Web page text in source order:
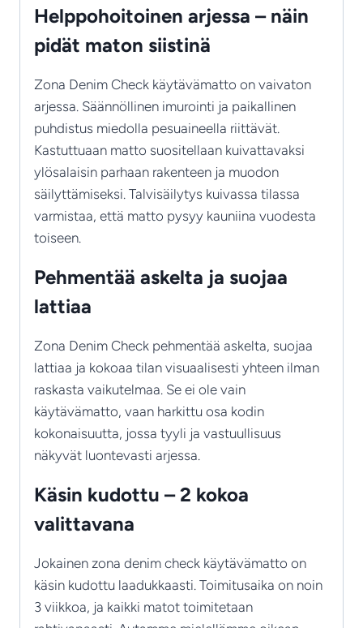
Helppohoitoinen arjessa – näin
pidät maton siistinä
Zona Denim Check käytävämatto on vaivaton
arjessa. Säännöllinen imurointi ja paikallinen
puhdistus miedolla pesuaineella riittävät.
Kastuttuaan matto suositellaan kuivattavaksi
ylösalaisin parhaan rakenteen ja muodon
säilyttämiseksi. Talvisäilytys kuivassa tilassa
varmistaa, että matto pysyy kauniina vuodesta
toiseen.
Pehmentää askelta ja suojaa
lattiaa
Zona Denim Check pehmentää askelta, suojaa
lattiaa ja kokoaa tilan visuaalisesti yhteen ilman
raskasta vaikutelmaa. Se ei ole vain
käytävämatto, vaan harkittu osa kodin
kokonaisuutta, jossa tyyli ja vastuullisuus
näkyvät luontevasti arjessa.
Käsin kudottu – 2 kokoa
valittavana
Jokainen zona denim check käytävämatto on
käsin kudottu laadukkaasti. Toimitusaika on noin
3 viikkoa, ja kaikki matot toimitetaan